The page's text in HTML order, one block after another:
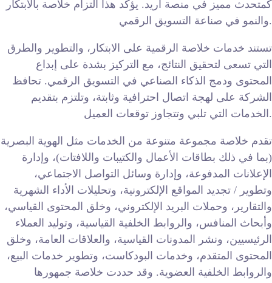
كمتحدث مميز في منصة أريد. يؤكد هذا التزام خلاصة بالابتكار
والنمو في صناعة التسويق الرقمي.
تستند خدمات خلاصة الرقمية على الابتكار، والتطوير والطرق
التي تسعى لتحقيق النتائج، مع التركيز بشدة على إبداع
المحتوى ودمج الذكاء الصناعي في التسويق الرقمي. تحافظ
الشركة على لهجة اتصال احترافية وثابتة، وتلتزم بتقديم
الخدمات التي تلبي وتتجاوز توقعات العميل.
تقدم خلاصة مجموعة متنوعة من الخدمات مثل الهوية البصرية
(بما في ذلك بطاقات الأعمال والكتيبات واللافتات)، وإدارة
الإعلانات المدفوعة، وإدارة وسائل التواصل الاجتماعي،
وتطوير / تجديد المواقع الإلكترونية، وتحليلات الأداء الشهرية
والتقارير، وحملات البريد الإلكتروني، وخلق المحتوى القياسي،
وأبحاث المنافس، والروابط الخلفية القياسية، وتوليد العملاء
الرئيسيين، ونشر المدونات القياسية، والعلاقات العامة، وخلق
المحتوى المتقدم، وخدمات البودكاست، وتطوير خدمات البيع،
والروابط الخلفية العضوية. وقد حددت خلاصة جمهورها